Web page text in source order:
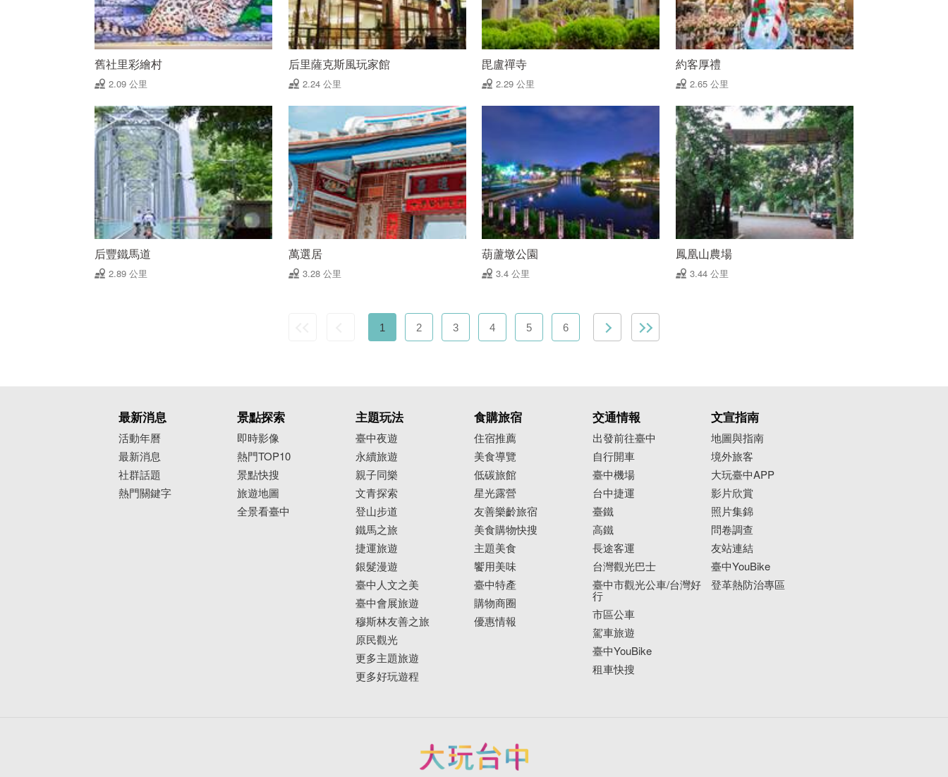
舊社里彩繪村
2.09 公里
后里薩克斯風玩家館
2.24 公里
毘盧禪寺
2.29 公里
約客厚禮
2.65 公里
后豐鐵馬道
2.89 公里
萬選居
3.28 公里
葫蘆墩公園
3.4 公里
鳳凰山農場
3.44 公里
1 2 3 4 5 6
最新消息
活動年曆
最新消息
社群話題
熱門關鍵字
景點探索
即時影像
熱門TOP10
景點快搜
旅遊地圖
全景看臺中
主題玩法
臺中夜遊
永續旅遊
親子同樂
文青探索
登山步道
鐵馬之旅
捷運旅遊
銀髮漫遊
臺中人文之美
臺中會展旅遊
穆斯林友善之旅
原民觀光
更多主題旅遊
更多好玩遊程
食購旅宿
住宿推薦
美食導覽
低碳旅館
星光露營
友善樂齡旅宿
美食購物快搜
主題美食
饗用美味
臺中特產
購物商圈
優惠情報
交通情報
出發前往臺中
自行開車
臺中機場
台中捷運
臺鐵
高鐵
長途客運
台灣觀光巴士
臺中市觀光公車/台灣好
行
市區公車
駕車旅遊
臺中YouBike
租車快搜
文宣指南
地圖與指南
境外旅客
大玩臺中APP
影片欣賞
照片集錦
問卷調查
友站連結
臺中YouBike
登革熱防治專區